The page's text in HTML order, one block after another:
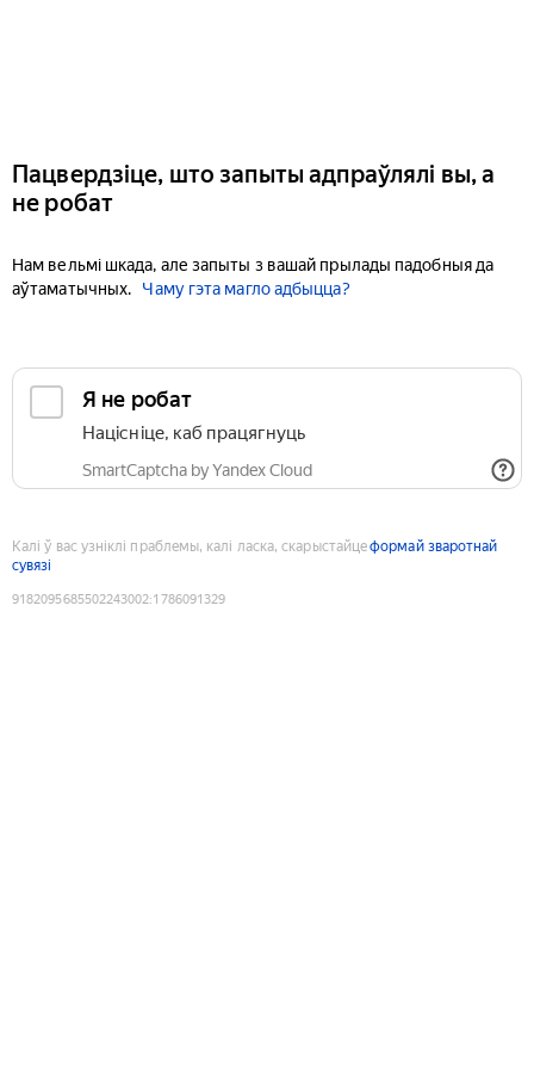
Пацвердзіце, што запыты адпраўлялі вы, а
не робат
Нам вельмі шкада, але запыты з вашай прылады падобныя да
аўтаматычных.
Чаму гэта магло адбыцца?
Я не робат
Націсніце, каб працягнуць
SmartCaptcha by Yandex Cloud
Калі ў вас узніклі праблемы, калі ласка, скарыстайцеформай зваротнай
сувязі
9182095685502243002:1786091329